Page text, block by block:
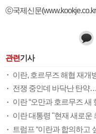
ⓒ국제신문
관련기사
이란 “오만과 호르무즈
이란 대통령 "현재 새로운
트럼프 “이란과 합의하고